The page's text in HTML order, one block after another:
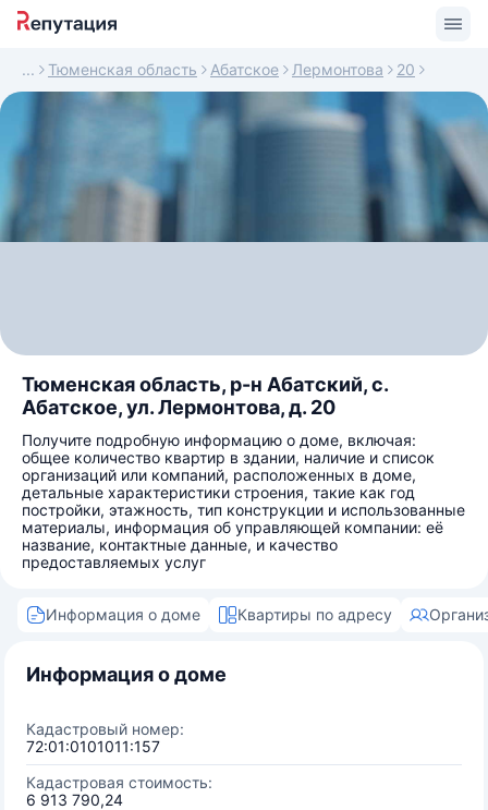
Тюменская область Абатское Лермонтова 20
Тюменская область, р-н Абатский, с.
Абатское, ул. Лермонтова, д. 20
Получите подробную информацию о доме, включая:
общее количество квартир в здании, наличие и список
организаций или компаний, расположенных в доме,
детальные характеристики строения, такие как год
постройки, этажность, тип конструкции и использованные
материалы, информация об управляющей компании: её
название, контактные данные, и качество
предоставляемых услуг
Информация о доме Квартиры по адресу
Информация о доме
Кадастровый номер:
72:01:0101011:157
Кадастровая стоимость:
6 913 790,24